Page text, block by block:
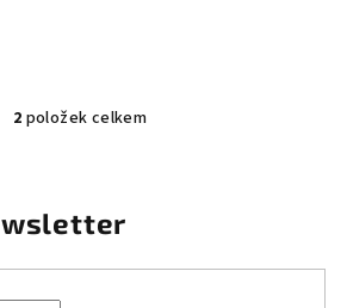
O
á
d
a
2 položek celkem